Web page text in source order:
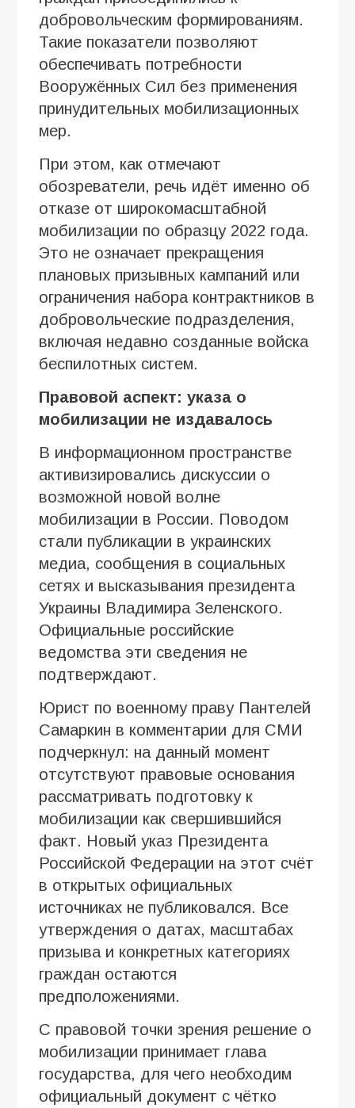
добровольческим формированиям.
Такие показатели позволяют
обеспечивать потребности
Вооружённых Сил без применения
принудительных мобилизационных
мер.
При этом, как отмечают
обозреватели, речь идёт именно об
отказе от широкомасштабной
мобилизации по образцу 2022 года.
Это не означает прекращения
плановых призывных кампаний или
ограничения набора контрактников в
добровольческие подразделения,
включая недавно созданные войска
беспилотных систем.
Правовой аспект: указа о
мобилизации не издавалось
В информационном пространстве
активизировались дискуссии о
возможной новой волне
мобилизации в России. Поводом
стали публикации в украинских
медиа, сообщения в социальных
сетях и высказывания президента
Украины Владимира Зеленского.
Официальные российские
ведомства эти сведения не
подтверждают.
Юрист по военному праву Пантелей
Самаркин в комментарии для СМИ
подчеркнул: на данный момент
отсутствуют правовые основания
рассматривать подготовку к
мобилизации как свершившийся
факт. Новый указ Президента
Российской Федерации на этот счёт
в открытых официальных
источниках не публиковался. Все
утверждения о датах, масштабах
призыва и конкретных категориях
граждан остаются
предположениями.
С правовой точки зрения решение о
мобилизации принимает глава
государства, для чего необходим
официальный документ с чётко